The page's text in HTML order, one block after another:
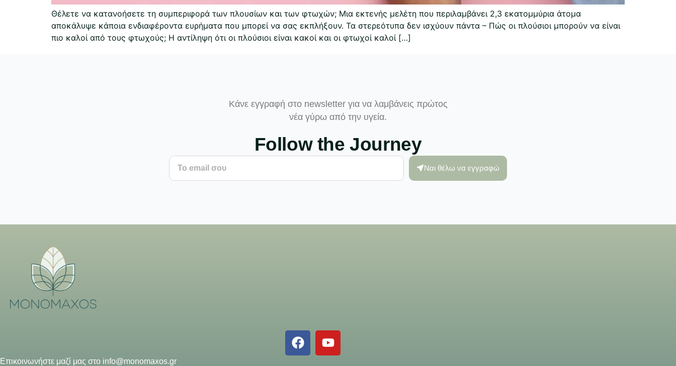
Θέλετε να κατανοήσετε τη συμπεριφορά των πλουσίων και των φτωχών; Μια εκτενής μελέτη που περιλαμβάνει 2,3 εκατομμύρια άτομα
αποκάλυψε κάποια ενδιαφέροντα ευρήματα που μπορεί να σας εκπλήξουν. Τα στερεότυπα δεν ισχύουν πάντα – Πώς οι πλούσιοι μπορούν να είναι
πιο καλοί από τους φτωχούς; Η αντίληψη ότι οι πλούσιοι είναι κακοί και οι φτωχοί καλοί […]
Κάνε εγγραφή στο newsletter για να λαμβάνεις πρώτος
νέα γύρω από την υγεία.
Follow the Journey
Ναι θέλω να εγγραφώ
Επικοινωνήστε μαζί μας στο info@monomaxos.gr